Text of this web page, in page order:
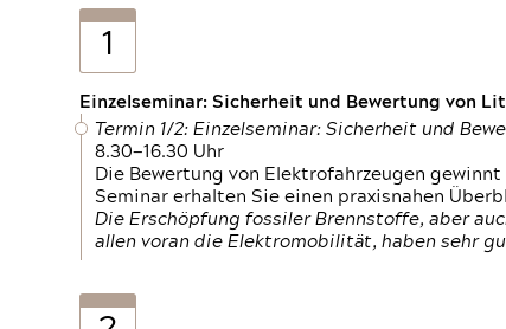
1
Einzelseminar: Sicherheit und Bewertung von
Termin 1/2: Einzelseminar: Sicherheit und
8.30—16.30 Uhr
Die Bewertung von Elektrofahrzeugen
Seminar erhalten Sie einen praxisnahen
Die Erschöpfung fossiler Brennstoffe, aber
allen voran die Elektromobilität, haben sehr